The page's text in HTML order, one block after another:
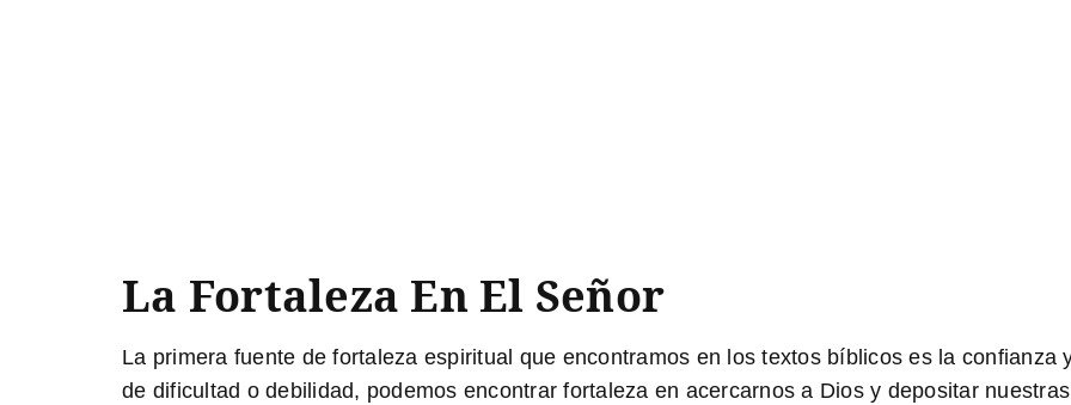
La Fortaleza En El Señor
La primera fuente de fortaleza espiritual que encontramos en los textos bíblicos es la confianza
de dificultad o debilidad, podemos encontrar fortaleza en acercarnos a Dios y depositar